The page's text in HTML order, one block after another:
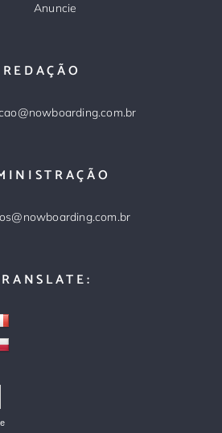
Anuncie
REDAÇÃO